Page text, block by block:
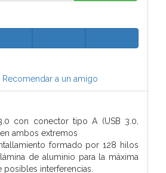
Recomendar a un amigo
con conector tipo A (USB 3.0,
ambos extremos
formado por 128 hilos
de aluminio para la máxima
interferencias.